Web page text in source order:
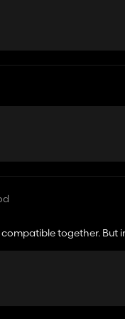
together. But